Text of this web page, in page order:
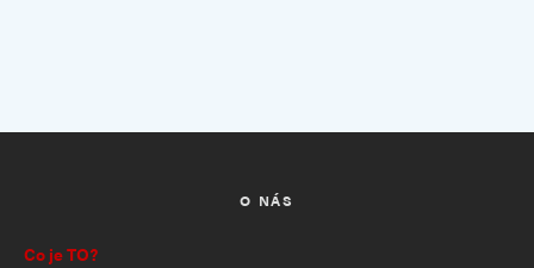
O NÁS
Co je TO?